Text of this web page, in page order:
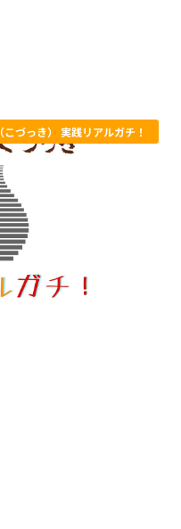
（こづっき） 実践リアルガチ！